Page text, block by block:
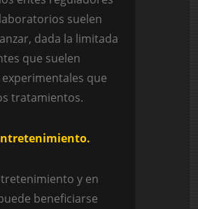
suelen
dada la limitada
que suelen
que
tratamientos.
y en
beneficiarse